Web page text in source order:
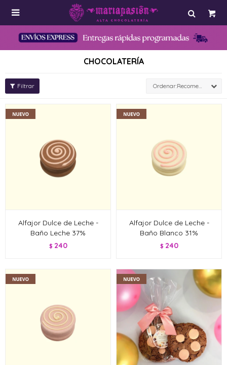

CHOCOLATERÍA
Recomendados
Alfajor Dulce de Leche -
Baño Leche 37%
$ 240
Alfajor Dulce de Leche -
Baño Blanco 31%
$ 240